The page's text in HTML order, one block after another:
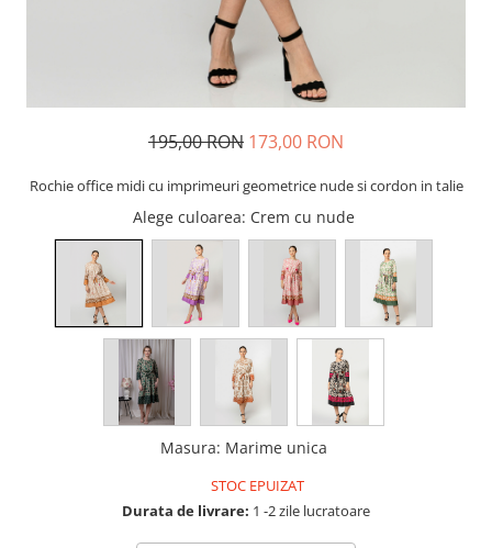
195,00 RON 173,00 RON
Rochie office midi cu imprimeuri geometrice nude si cordon in talie
Alege culoarea: Crem cu nude
Masura: Marime unica
STOC EPUIZAT
Durata de livrare: 1 -2 zile lucratoare